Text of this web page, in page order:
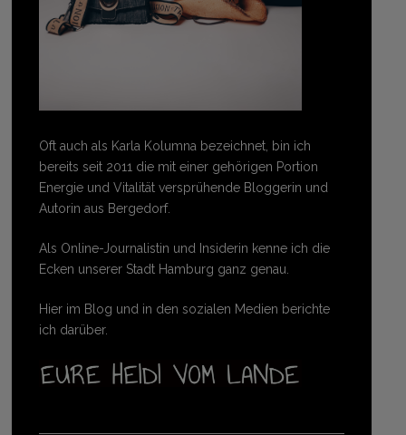
Oft auch als Karla Kolumna bezeichnet, bin ich
bereits seit 2011 die mit einer gehörigen Portion
Energie und Vitalität versprühende Bloggerin und
Autorin aus Bergedorf.
Als Online-Journalistin und Insiderin kenne ich die
Ecken unserer Stadt Hamburg ganz genau.
Hier im Blog und in den sozialen Medien berichte
ich darüber.